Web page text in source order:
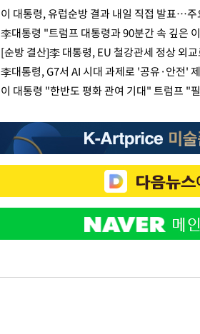
이 대통령, 유럽순방 결과 내일 직접 발표…주
李대통령 "트럼프 대통령과 90분간 속 깊은
[순방 결산]李 대통령, EU 철강관세 정상 외
李대통령, G7서 AI 시대 과제로 '공유·안전'
이 대통령 "한반도 평화 관여 기대" 트럼프 "